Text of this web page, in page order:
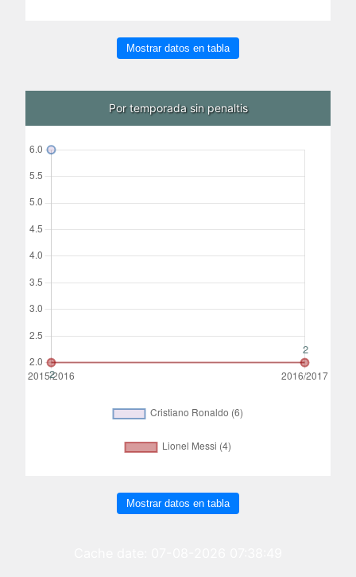
Mostrar datos en tabla
Por temporada sin penaltis
Mostrar datos en tabla